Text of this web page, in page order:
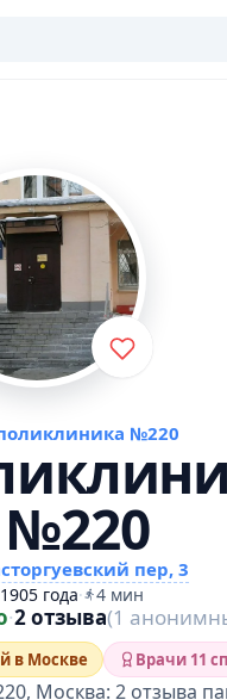
№220
пер, 3
года· 4 мин
·2 отзыва(1
в Москве Врачи 11
Москва: 2 отзыва